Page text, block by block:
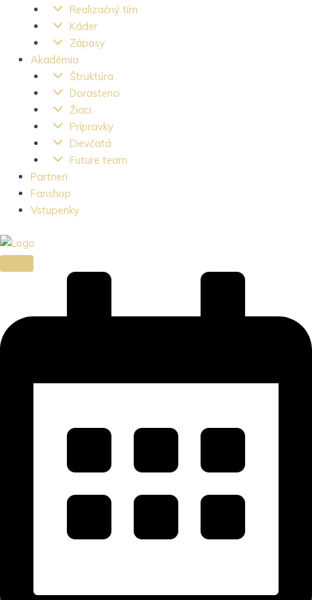
Realizačný tím
Káder
Zápasy
Akadémia
Štruktúra
Dorastenci
Žiaci
Prípravky
Dievčatá
Future team
Partneri
Fanshop
Vstupenky